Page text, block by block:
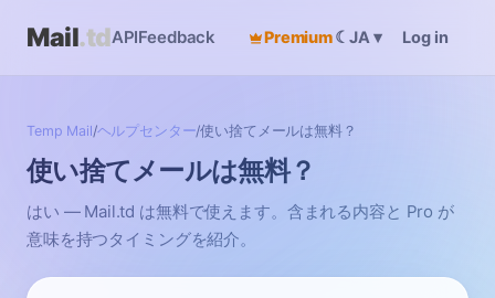
Mail.tdAPIFeedback Premium☾ JA▾ Log in
Temp Mail/ヘルプセンター/使い捨てメールは無料？
使い捨てメールは無料？
はい — Mail.td は無料で使えます。含まれる内容と Pro が
意味を持つタイミングを紹介。